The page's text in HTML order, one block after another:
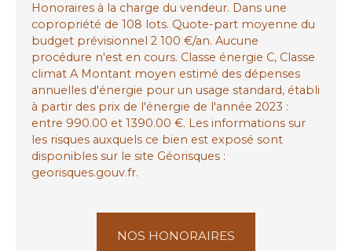
Honoraires à la charge du vendeur. Dans une
copropriété de 108 lots. Quote-part moyenne du
budget prévisionnel 2 100 €/an. Aucune
procédure n'est en cours. Classe énergie C, Classe
climat A Montant moyen estimé des dépenses
annuelles d'énergie pour un usage standard, établi
à partir des prix de l'énergie de l'année 2023 :
entre 990.00 et 1390.00 €. Les informations sur
les risques auxquels ce bien est exposé sont
disponibles sur le site Géorisques :
georisques.gouv.fr.
NOS HONORAIRES